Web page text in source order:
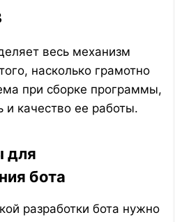
весь механизм
насколько грамотно
при сборке программы,
и качество ее работы.
для
бота
разработки бота нужно